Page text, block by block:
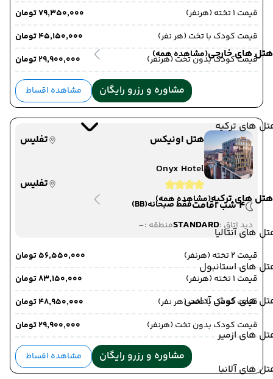
هتل های خارجی(مشاهده همه)
های ترکیه
هتل های ترکیه(مشاهده همه)
های آنتالیا
های استانبول
های کوش آداسی
های ازمیر
های آلانیا
قیمت 1 تخته (هرنفر)
۷۹٬۳۵۰٬۰۰۰ تومان
قیمت کودک با تخت (هر نفر)
۴۵٬۱۵۰٬۰۰۰ تومان
قیمت کودک بدون تخت (هرنفر)
۲۹٬۹۰۰٬۰۰۰ تومان
مشاوره و رزرو رایگان مشاهده اقساط
هتل اونیکس
تفلیس
Onyx Hotel
تفلیس
4 شب اقامت
فقط صبحانه(BB)
دید اتاق :STANDARDمنطقه :-
قیمت 2 تخته (هرنفر)
۵۶٬۵۵۰٬۰۰۰ تومان
قیمت 1 تخته (هرنفر)
۸۳٬۱۵۰٬۰۰۰ تومان
قیمت کودک با تخت (هر نفر)
۴۸٬۹۵۰٬۰۰۰ تومان
قیمت کودک بدون تخت (هرنفر)
۲۹٬۹۰۰٬۰۰۰ تومان
مشاوره و رزرو رایگان مشاهده اقساط